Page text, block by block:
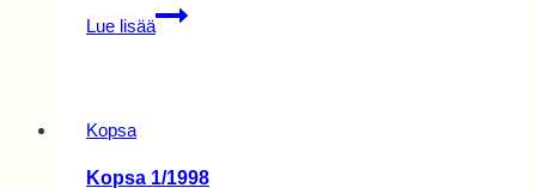
Lue lisää
Kopsa
2/2022
Kopsa
Kopsa 1/1998